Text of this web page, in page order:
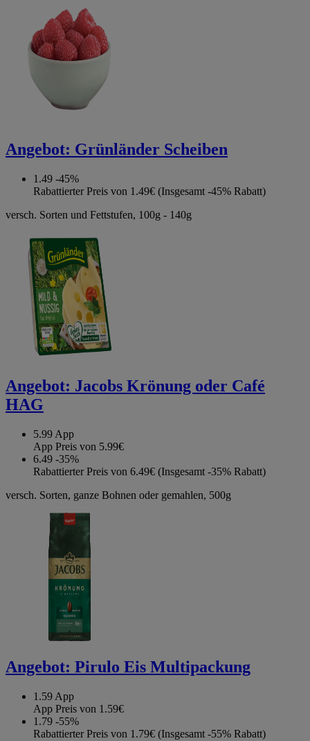
Angebot: Grünländer Scheiben
1.49 -45%
Rabattierter Preis von 1.49€ (Insgesamt -45% Rabatt)
versch. Sorten und Fettstufen, 100g - 140g
Angebot: Jacobs Krönung oder Café
HAG
5.99 App
App Preis von 5.99€
6.49 -35%
Rabattierter Preis von 6.49€ (Insgesamt -35% Rabatt)
versch. Sorten, ganze Bohnen oder gemahlen, 500g
Angebot: Pirulo Eis Multipackung
1.59 App
App Preis von 1.59€
1.79 -55%
Rabattierter Preis von 1.79€ (Insgesamt -55% Rabatt)